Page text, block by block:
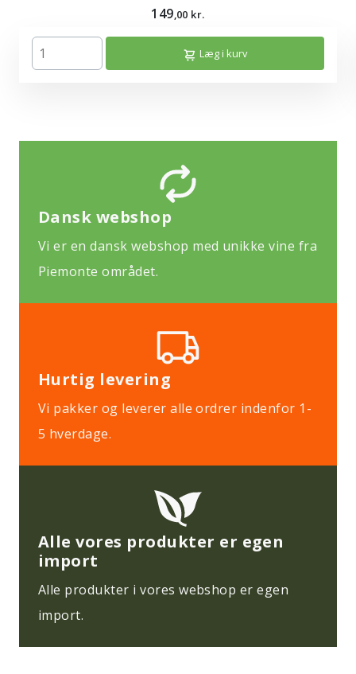
149,00 kr.
Læg i kurv
Dansk webshop
Vi er en dansk webshop med unikke vine fra
Piemonte området.
Hurtig levering
Vi pakker og leverer alle ordrer indenfor 1-
5 hverdage.
Alle vores produkter er egen
import
Alle produkter i vores webshop er egen
import.